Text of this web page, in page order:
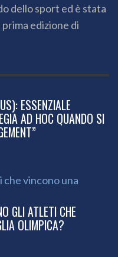
dello sport ed è stata
edizione di
ESSENZIALE
AD HOC QUANDO SI
GLI ATLETI CHE
OLIMPICA?